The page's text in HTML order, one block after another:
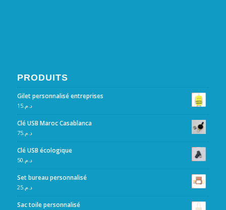
PRODUITS
Gilet personnalisé entreprises
د.م.15
Clé USB Maroc Casablanca
د.م.75
Clé USB écologique
د.م.50
Set bureau personnalisé
د.م.25
Sac toile personnalisé